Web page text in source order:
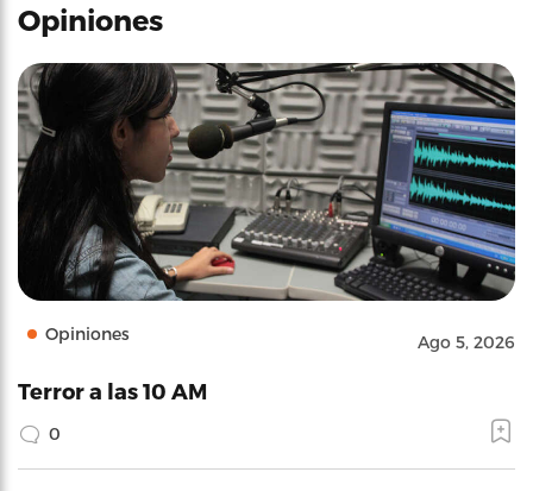
Opiniones
Opiniones Ago 5, 2026
Terror a las 10 AM
0